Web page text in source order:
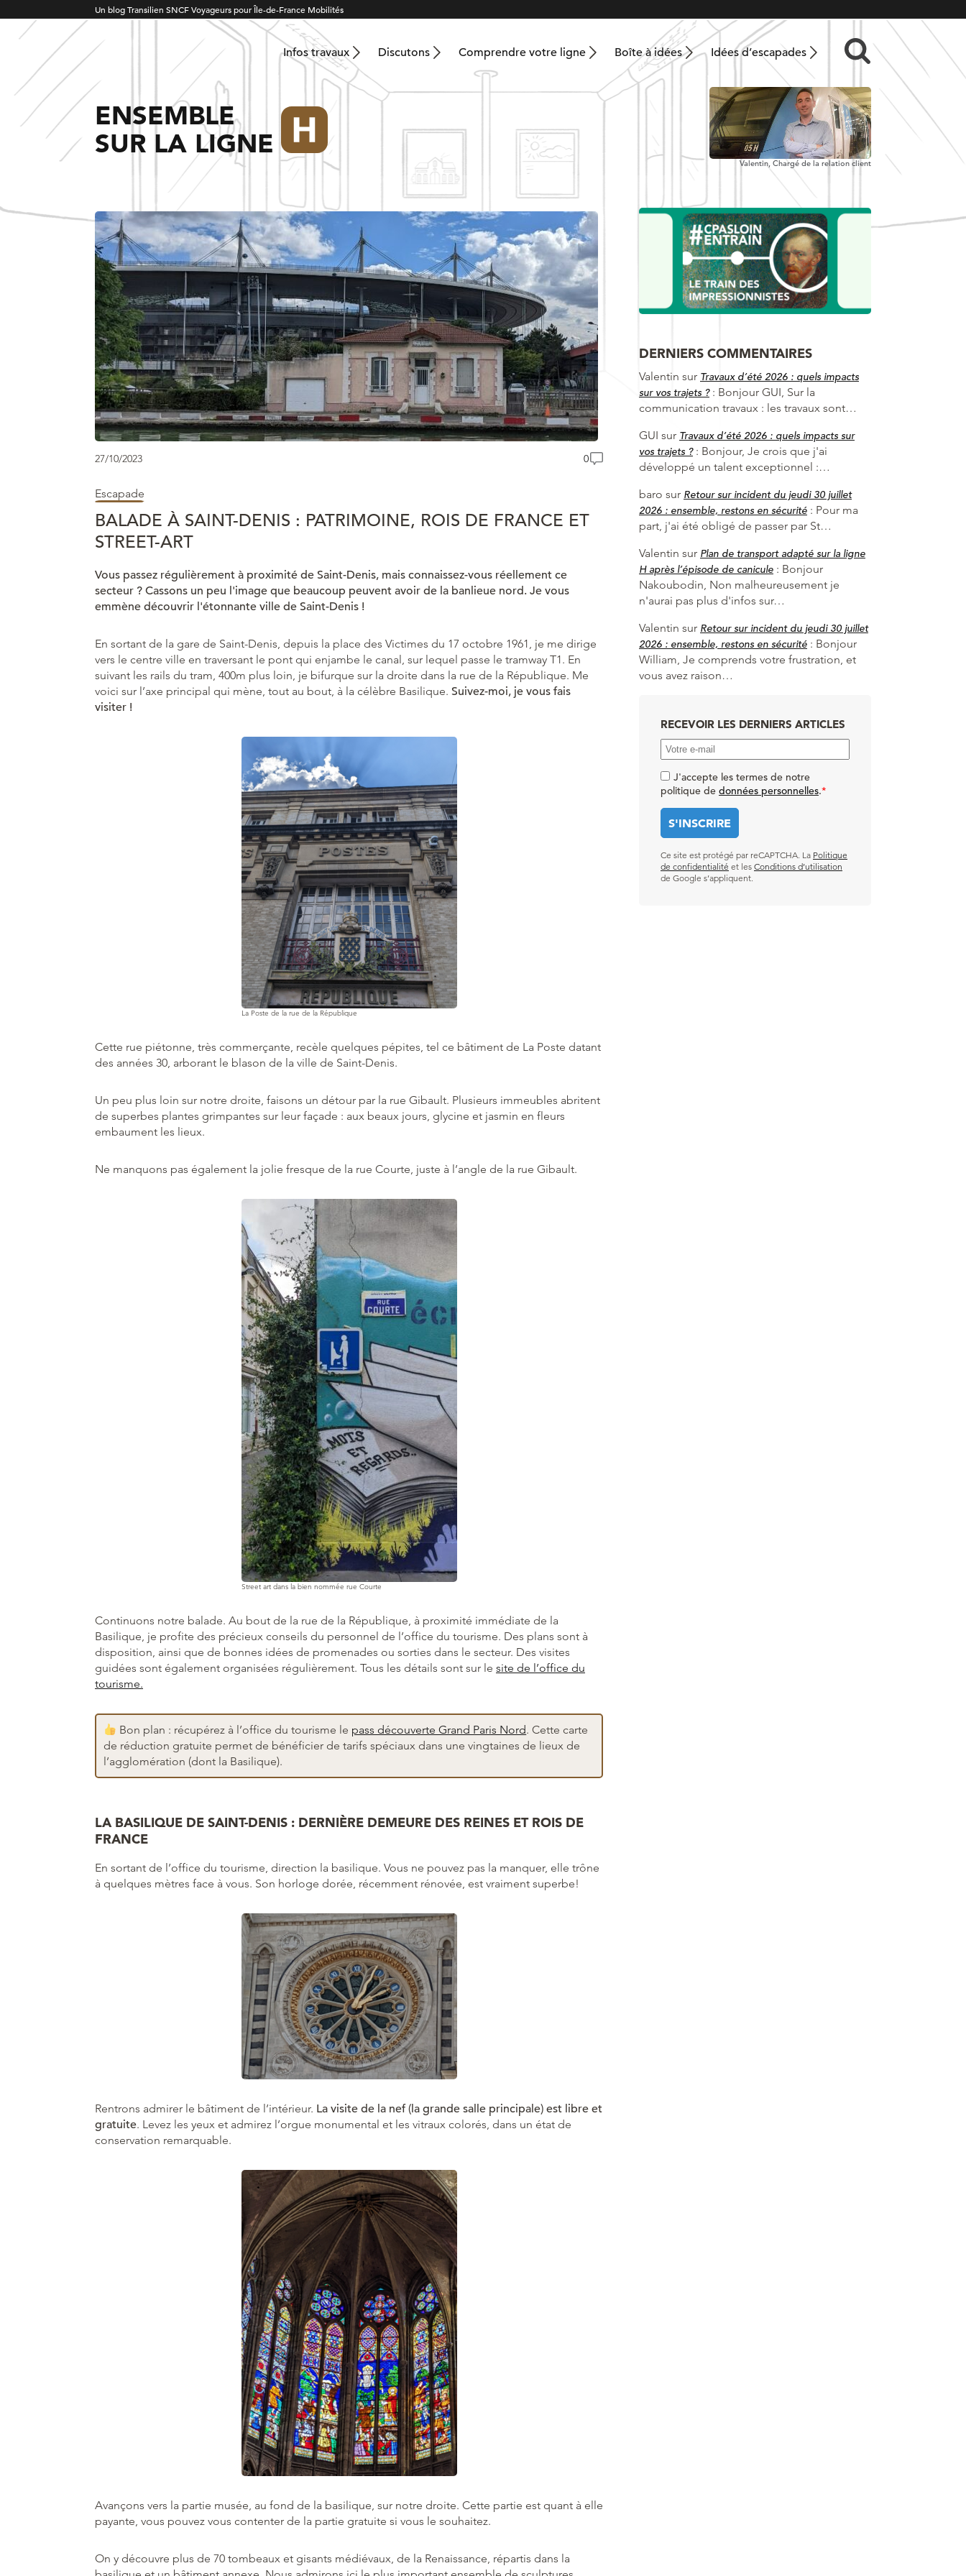
Un blog Transilien SNCF Voyageurs pour Île-de-France Mobilités
Infos travaux Discutons Comprendre votre ligne Boîte à idées Idées d’escapades
ENSEMBLE
SUR LA LIGNE
Valentin, Chargé de la relation client
27/10/2023 0
Escapade
BALADE À SAINT-DENIS : PATRIMOINE, ROIS DE FRANCE ET
STREET-ART
Vous passez régulièrement à proximité de Saint-Denis, mais connaissez-vous réellement ce
secteur ? Cassons un peu l'image que beaucoup peuvent avoir de la banlieue nord. Je vous
emmène découvrir l'étonnante ville de Saint-Denis !
En sortant de la gare de Saint-Denis, depuis la place des Victimes du 17 octobre 1961, je me dirige
vers le centre ville en traversant le pont qui enjambe le canal, sur lequel passe le tramway T1. En
suivant les rails du tram, 400m plus loin, je bifurque sur la droite dans la rue de la République. Me
voici sur l’axe principal qui mène, tout au bout, à la célèbre Basilique. Suivez-moi, je vous fais
visiter !
La Poste de la rue de la République
Cette rue piétonne, très commerçante, recèle quelques pépites, tel ce bâtiment de La Poste datant
des années 30, arborant le blason de la ville de Saint-Denis.
Un peu plus loin sur notre droite, faisons un détour par la rue Gibault. Plusieurs immeubles abritent
de superbes plantes grimpantes sur leur façade : aux beaux jours, glycine et jasmin en fleurs
embaument les lieux.
Ne manquons pas également la jolie fresque de la rue Courte, juste à l’angle de la rue Gibault.
Street art dans la bien nommée rue Courte
Continuons notre balade. Au bout de la rue de la République, à proximité immédiate de la
Basilique, je profite des précieux conseils du personnel de l’office du tourisme. Des plans sont à
disposition, ainsi que de bonnes idées de promenades ou sorties dans le secteur. Des visites
guidées sont également organisées régulièrement. Tous les détails sont sur le site de l’office du
tourisme.
Bon plan : récupérez à l’office du tourisme le pass découverte Grand Paris Nord. Cette carte
de réduction gratuite permet de bénéficier de tarifs spéciaux dans une vingtaines de lieux de
l’agglomération (dont la Basilique).
LA BASILIQUE DE SAINT-DENIS : DERNIÈRE DEMEURE DES REINES ET ROIS DE
FRANCE
En sortant de l’office du tourisme, direction la basilique. Vous ne pouvez pas la manquer, elle trône
à quelques mètres face à vous. Son horloge dorée, récemment rénovée, est vraiment superbe!
Rentrons admirer le bâtiment de l’intérieur. La visite de la nef (la grande salle principale) est libre et
gratuite. Levez les yeux et admirez l’orgue monumental et les vitraux colorés, dans un état de
conservation remarquable.
Avançons vers la partie musée, au fond de la basilique, sur notre droite. Cette partie est quant à elle
payante, vous pouvez vous contenter de la partie gratuite si vous le souhaitez.
On y découvre plus de 70 tombeaux et gisants médiévaux, de la Renaissance, répartis dans la
DERNIERS COMMENTAIRES
Valentin sur Travaux d’été 2026 : quels impacts
sur vos trajets ?: Bonjour GUI, Sur la
communication travaux : les travaux sont…
GUI sur Travaux d’été 2026 : quels impacts sur
vos trajets ?: Bonjour, Je crois que j'ai
développé un talent exceptionnel :…
baro sur Retour sur incident du jeudi 30 juillet
2026 : ensemble, restons en sécurité : Pour ma
part, j'ai été obligé de passer par St…
Valentin sur Plan de transport adapté sur la ligne
H après l’épisode de canicule : Bonjour
Nakoubodin, Non malheureusement je
n'aurai pas plus d'infos sur…
Valentin sur Retour sur incident du jeudi 30 juillet
2026 : ensemble, restons en sécurité : Bonjour
William, Je comprends votre frustration, et
vous avez raison…
RECEVOIR LES DERNIERS ARTICLES
J'accepte les termes de notre
politique de données personnelles.*
Ce site est protégé par reCAPTCHA. La Politique
de confidentialité et les Conditions d’utilisation
de Google s’appliquent.